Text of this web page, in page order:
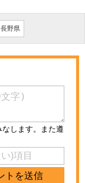
長野県